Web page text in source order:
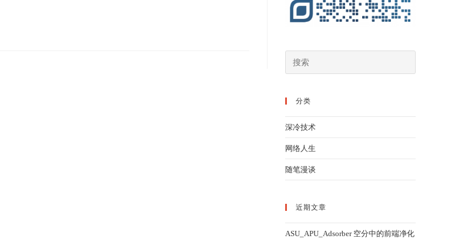
分类
深冷技术
网络人生
随笔漫谈
近期文章
ASU_APU_Adsorber 空分中的前端净化